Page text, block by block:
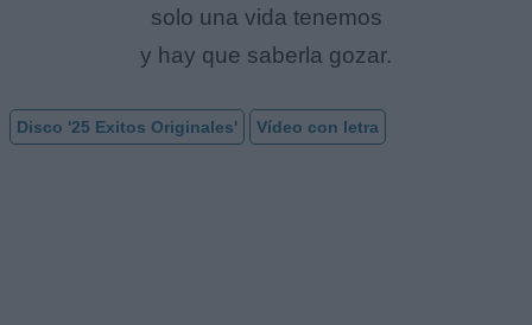
solo una vida tenemos
y hay que saberla gozar.
Disco '25 Exitos Originales' Vídeo con letra